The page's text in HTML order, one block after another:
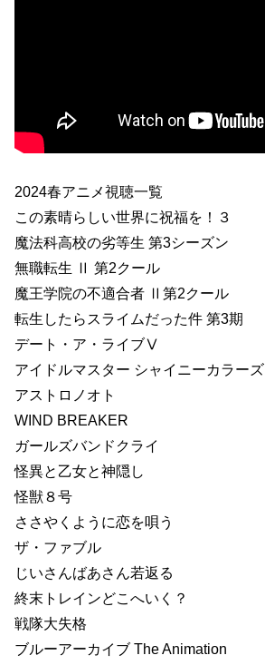
2024春アニメ視聴一覧
この素晴らしい世界に祝福を！３
魔法科高校の劣等生 第3シーズン
無職転生 Ⅱ 第2クール
魔王学院の不適合者 Ⅱ第2クール
転生したらスライムだった件 第3期
デート・ア・ライブⅤ
アイドルマスター シャイニーカラーズ
アストロノオト
WIND BREAKER
ガールズバンドクライ
怪異と乙女と神隠し
怪獣８号
ささやくように恋を唄う
ザ・ファブル
じいさんばあさん若返る
終末トレインどこへいく？
戦隊大失格
ブルーアーカイブ The Animation